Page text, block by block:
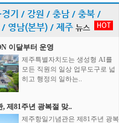
경기 / 강원 / 충남 / 충북 /
영남(본부) / 제주 뉴스 HOT
이달부터 운영
제주특별자치도는 생성형 AI를
모든 직원의 일상 업무도구로 넓
히고 행정의 일하는..
제81주년 광복절 맞..
제주항일기념관은 제81주년 광복